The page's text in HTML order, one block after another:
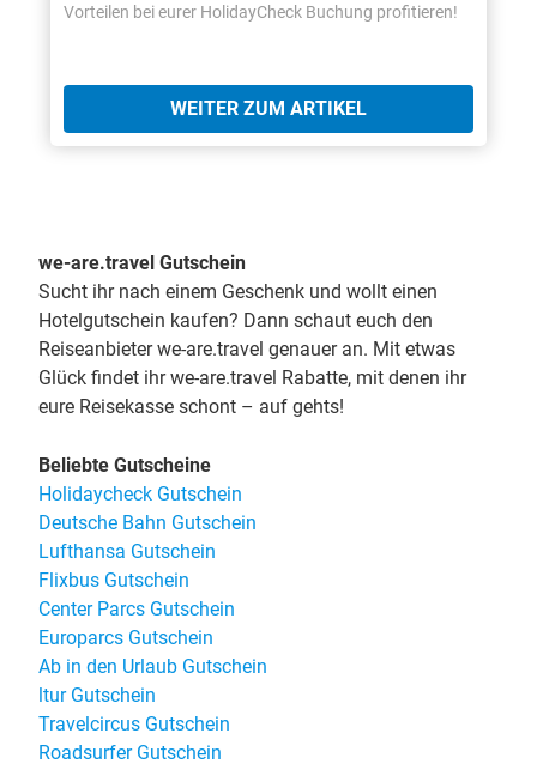
Vorteilen bei eurer HolidayCheck Buchung profitieren!
WEITER ZUM ARTIKEL
we-are.travel Gutschein
Sucht ihr nach einem Geschenk und wollt einen
Hotelgutschein kaufen? Dann schaut euch den
Reiseanbieter we-are.travel genauer an. Mit etwas
Glück findet ihr we-are.travel Rabatte, mit denen ihr
eure Reisekasse schont – auf gehts!
Beliebte Gutscheine
Holidaycheck Gutschein
Deutsche Bahn Gutschein
Lufthansa Gutschein
Flixbus Gutschein
Center Parcs Gutschein
Europarcs Gutschein
Ab in den Urlaub Gutschein
ltur Gutschein
Travelcircus Gutschein
Roadsurfer Gutschein